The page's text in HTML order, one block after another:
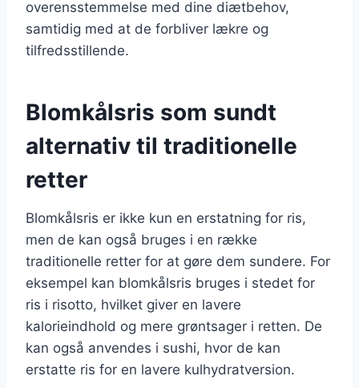
overensstemmelse med dine diætbehov,
samtidig med at de forbliver lækre og
tilfredsstillende.
Blomkålsris som sundt
alternativ til traditionelle
retter
Blomkålsris er ikke kun en erstatning for ris,
men de kan også bruges i en række
traditionelle retter for at gøre dem sundere. For
eksempel kan blomkålsris bruges i stedet for
ris i risotto, hvilket giver en lavere
kalorieindhold og mere grøntsager i retten. De
kan også anvendes i sushi, hvor de kan
erstatte ris for en lavere kulhydratversion.